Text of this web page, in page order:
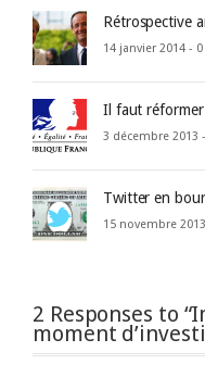
Rétrospective
14 janvier 2014 -
Il faut
3 décembre 2013 -
Twitter en
15 novembre
2 Responses to
moment